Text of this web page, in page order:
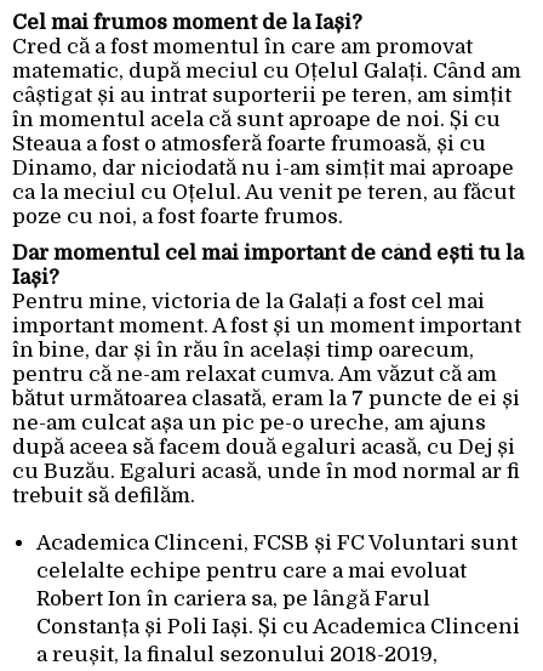
Cel mai frumos moment de la Iași?
Cred că a fost momentul în care am promovat
matematic, după meciul cu Oțelul Galați. Când am
câștigat și au intrat suporterii pe teren, am simțit
în momentul acela că sunt aproape de noi. Și cu
Steaua a fost o atmosferă foarte frumoasă, și cu
Dinamo, dar niciodată nu i-am simțit mai aproape
ca la meciul cu Oțelul. Au venit pe teren, au făcut
poze cu noi, a fost foarte frumos.
Dar momentul cel mai important de când ești tu la
Iași?
Pentru mine, victoria de la Galați a fost cel mai
important moment. A fost și un moment important
în bine, dar și în rău în același timp oarecum,
pentru că ne-am relaxat cumva. Am văzut că am
bătut următoarea clasată, eram la 7 puncte de ei și
ne-am culcat așa un pic pe-o ureche, am ajuns
după aceea să facem două egaluri acasă, cu Dej și
cu Buzău. Egaluri acasă, unde în mod normal ar fi
trebuit să defilăm.
Academica Clinceni, FCSB și FC Voluntari sunt
celelalte echipe pentru care a mai evoluat
Robert Ion în cariera sa, pe lângă Farul
Constanța și Poli Iași. Și cu Academica Clinceni
a reușit, la finalul sezonului 2018-2019,